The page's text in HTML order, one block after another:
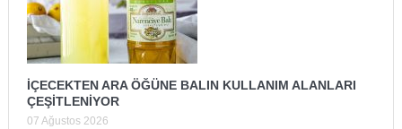
İÇECEKTEN ARA ÖĞÜNE BALIN KULLANIM ALANLARI
ÇEŞİTLENİYOR
07 Ağustos 2026